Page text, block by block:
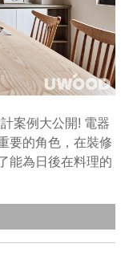
案例大公開! 電器
要的角色，在裝修
能為日後在料理的